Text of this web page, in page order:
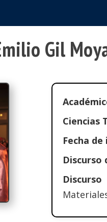
Gil
Ciencias
Fecha
Discurso